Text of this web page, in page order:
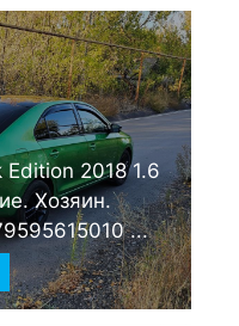
2018 1.6
Хозяин.
...